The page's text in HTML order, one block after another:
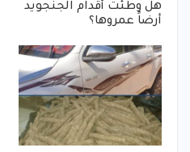
هل وطئت أقدام الجنجويد
أرضاً عمروها؟